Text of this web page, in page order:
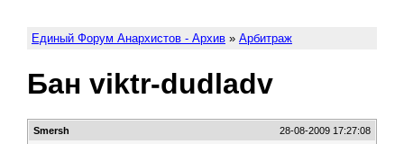
Единый Форум Анархистов - Архив » Арбитраж
Бан viktr-dudladv
Smersh 28-08-2009 17:27:08